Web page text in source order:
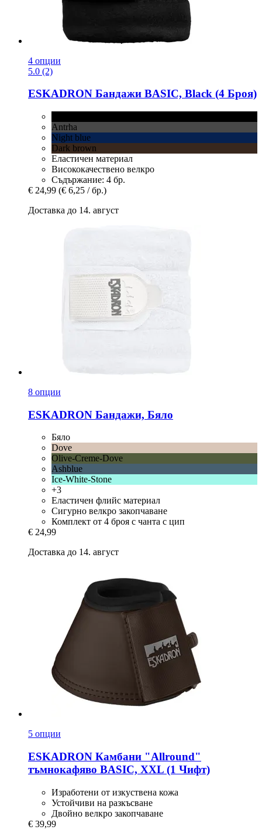
4 опции
5.0 (2)
ESKADRON Бандажи BASIC, Black (4 Броя)
Antrha
Night blue
Dark brown
Еластичен материал
Висококачествено велкро
Съдържание: 4 бр.
€ 24,99 (€ 6,25 / бр.)
Доставка до 14. август
8 опции
ESKADRON Бандажи, Бяло
Бяло
Dove
Olive-Creme-Dove
Ashblue
Ice-White-Stone
+3
Еластичен флийс материал
Сигурно велкро закопчаване
Комплект от 4 броя с чанта с цип
€ 24,99
Доставка до 14. август
5 опции
ESKADRON Камбани "Allround"
тъмнокафяво BASIC, XXL (1 Чифт)
Изработени от изкуствена кожа
Устойчиви на разкъсване
Двойно велкро закопчаване
€ 39,99